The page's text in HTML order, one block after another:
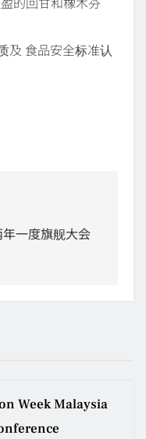
及 食品安全标准认
一度旗舰大会
Week Malaysia